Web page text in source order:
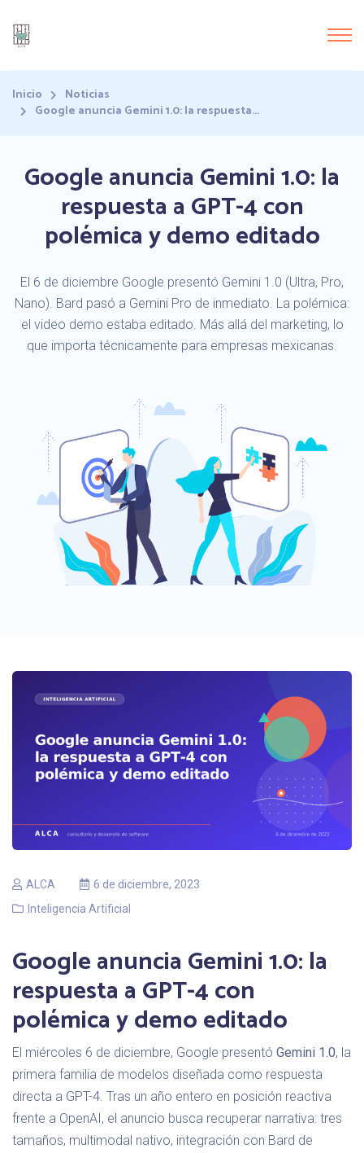
Inicio
Noticias
Google anuncia Gemini 1.0: la respuesta...
Google anuncia Gemini 1.0: la
respuesta a GPT-4 con
polémica y demo editado
El 6 de diciembre Google presentó Gemini 1.0 (Ultra, Pro,
Nano). Bard pasó a Gemini Pro de inmediato. La polémica:
el video demo estaba editado. Más allá del marketing, lo
que importa técnicamente para empresas mexicanas.
ALCA
6 de diciembre, 2023
Inteligencia Artificial
Google anuncia Gemini 1.0: la
respuesta a GPT-4 con
polémica y demo editado
El miércoles 6 de diciembre, Google presentó Gemini 1.0, la
primera familia de modelos diseñada como respuesta
directa a GPT-4. Tras un año entero en posición reactiva
frente a OpenAI, el anuncio busca recuperar narrativa: tres
tamaños, multimodal nativo, integración con Bard de